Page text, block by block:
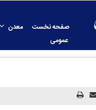
صفحه نخست معدن
عمومی